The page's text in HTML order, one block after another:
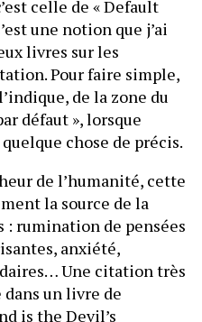
celle de « Default
une notion que j’ai
livres sur les
Pour faire simple,
de la zone du
défaut », lorsque
chose de précis.
de l’humanité, cette
la source de la
: rumination de pensées
anxiété,
Une citation très
dans un livre de
is the Devil’s